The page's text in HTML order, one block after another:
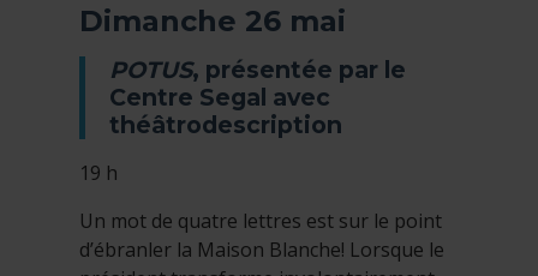
Dimanche 26 mai
POTUS, présentée par le
Centre Segal avec
théâtrodescription
19 h
Un mot de quatre lettres est sur le point
d’ébranler la Maison Blanche! Lorsque le